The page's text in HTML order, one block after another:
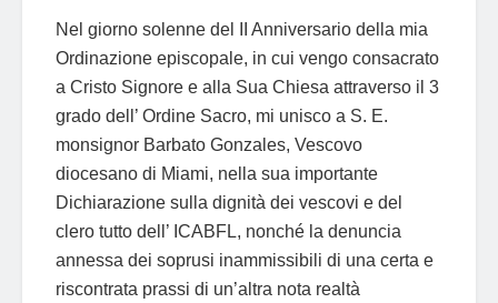
Nel giorno solenne del II Anniversario della mia
Ordinazione episcopale, in cui vengo consacrato
a Cristo Signore e alla Sua Chiesa attraverso il 3
grado dell’ Ordine Sacro, mi unisco a S. E.
monsignor Barbato Gonzales, Vescovo
diocesano di Miami, nella sua importante
Dichiarazione sulla dignità dei vescovi e del
clero tutto dell’ ICABFL, nonché la denuncia
annessa dei soprusi inammissibili di una certa e
riscontrata prassi di un’altra nota realtà